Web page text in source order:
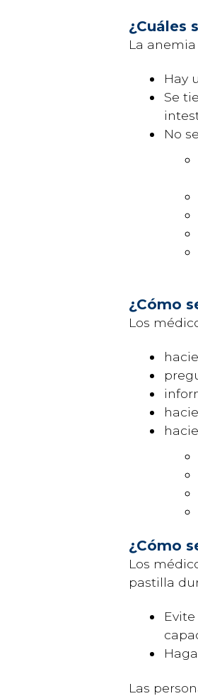
¿Cuáles
La
Hay
Se
No
¿Cómo
Los
¿Cómo
Los
pastilla
Las